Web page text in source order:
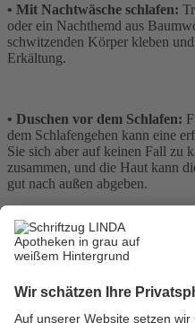
• Mit Nachtwäsche schlafen:
oder ein Nachthemd aus
schwitzenden Körper kleben
Erkältung.
• Duschen vor dem Schlafen:
dem Schlafengehen kann eine
Sie sich aber auf keinen Fall zu
zusammen, und die Haut kann
gut nach außen abgeben.
• Lieber keine Klimaanlage:
während der Nacht besser
führen. Bei extremer Hitze lässt